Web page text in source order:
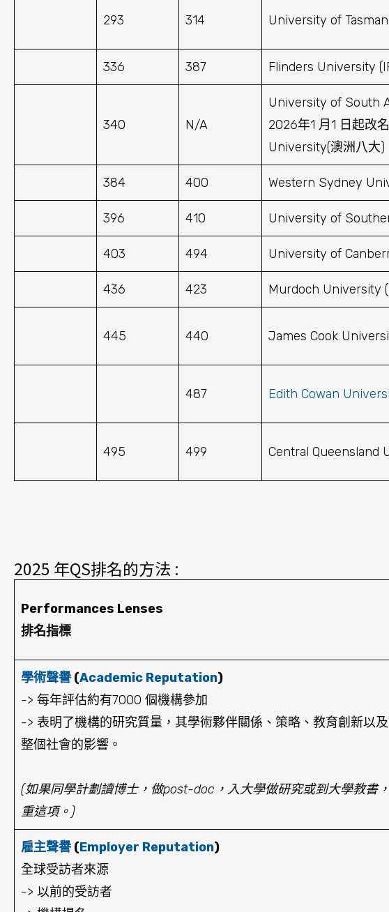
293 314 University of
336 387 Flinders University
340 N/A
University of South
2026年1 月1 日起改
University(澳洲八大)
384 400 Western Sydney
396 410 University of
403 494 University of
436 423 Murdoch University
445 440 James Cook
487 Edith Cowan
495 499 Central Queensland
2025 年QS排名的方法 :
Performances Lenses
排名指標
學術聲譽(Academic Reputation)
-> 每年評估約有7000 個機構參加
-> 表明了機構的研究質量，其學術夥伴關係、策略、教育創新以
整個社會的影響。
(如果同學計劃讀博士，做post-doc，入大學做研究或到大學教書
重這項。)
雇主聲譽(Employer Reputation)
全球受訪者來源
-> 以前的受訪者